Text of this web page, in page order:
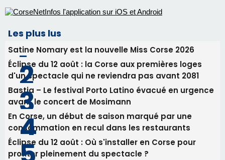
Les plus lus
Satine Nomary est la nouvelle Miss Corse 2026
Éclipse du 12 août : la Corse aux premières loges
d'un spectacle qui ne reviendra pas avant 2081
Bastia – Le festival Porto Latino évacué en urgence
avant le concert de Mosimann
En Corse, un début de saison marqué par une
consommation en recul dans les restaurants
Éclipse du 12 août : Où s'installer en Corse pour
profiter pleinement du spectacle ?